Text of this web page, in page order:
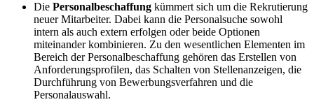
Die Personalbeschaffung kümmert sich um die Rekrutierung
neuer Mitarbeiter. Dabei kann die Personalsuche sowohl
intern als auch extern erfolgen oder beide Optionen
miteinander kombinieren. Zu den wesentlichen Elementen im
Bereich der Personalbeschaffung gehören das Erstellen von
Anforderungsprofilen, das Schalten von Stellenanzeigen, die
Durchführung von Bewerbungsverfahren und die
Personalauswahl.